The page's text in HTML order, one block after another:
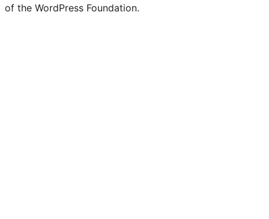
of the WordPress Foundation.